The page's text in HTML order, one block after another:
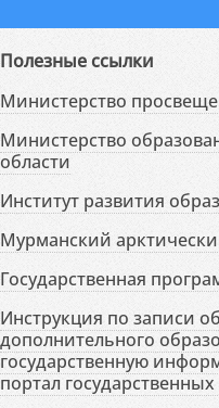
Полезные ссылки
Министерство
Министерство
области
Институт развития
Мурманский
Государственная
Инструкция по записи
дополнительного
государственную
портал